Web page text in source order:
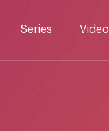
Series Video